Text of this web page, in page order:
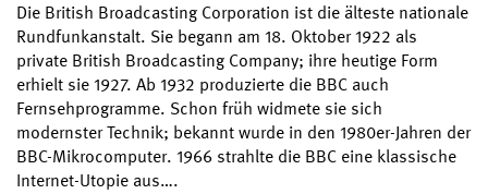
Die British Broadcasting Corporation ist die älteste nationale
Rundfunkanstalt. Sie begann am 18. Oktober 1922 als
private British Broadcasting Company; ihre heutige Form
erhielt sie 1927. Ab 1932 produzierte die BBC auch
Fernsehprogramme. Schon früh widmete sie sich
modernster Technik; bekannt wurde in den 1980er-Jahren der
BBC-Mikrocomputer. 1966 strahlte die BBC eine klassische
Internet-Utopie aus….